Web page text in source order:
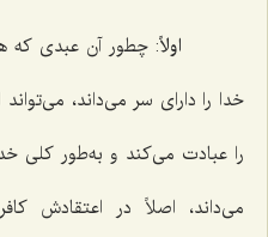
اولاً: چطور آن عبدی که
خدا را دارای سر می‌داند،
را عبادت می‌کند و به‌طور کلی
می‌داند، اصلاً در اعتقادش